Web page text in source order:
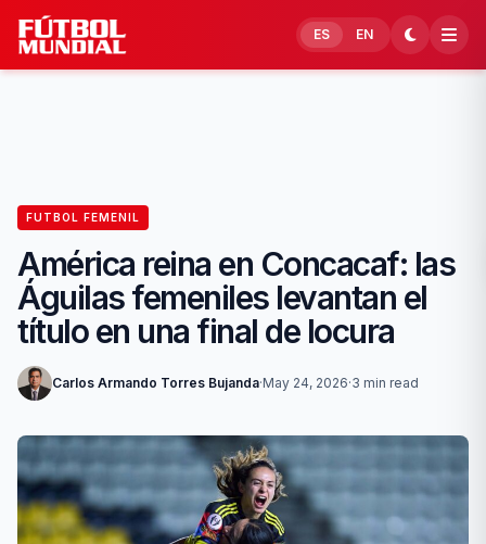
Skip to content
ES EN
FUTBOL FEMENIL
América reina en Concacaf: las
Águilas femeniles levantan el
título en una final de locura
Carlos Armando Torres Bujanda·May 24, 2026·3 min read